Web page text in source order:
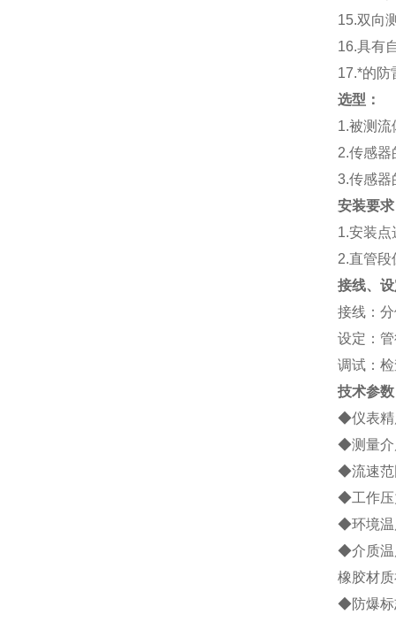
15.双向
16.具有
17.*的防
选型：
1.被测流
2.传感器
3.传感器
安装要
1.安装点
2.直管段
接线、
接线：
设定：
调试：
技术参数
◆仪表精
◆测量介
◆流速范
◆工作压
◆环境
◆介质温
橡胶材
◆防爆标